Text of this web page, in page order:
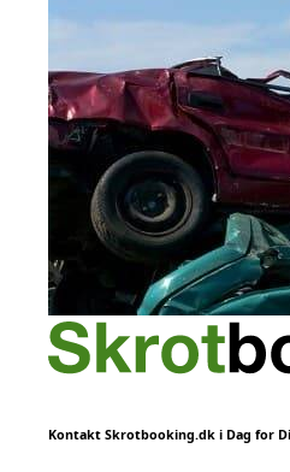
Kontakt Skrotbooking.dk i Dag for